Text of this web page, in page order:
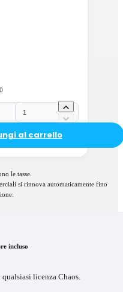
al carrello
le tasse.
si rinnova automaticamente fino
incluso
licenza Chaos.